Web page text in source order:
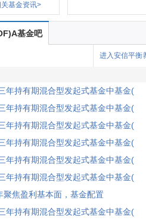
基金资讯>
基金吧
进入安信平衡
年持有期混合型发起式基金中基金(
年持有期混合型发起式基金中基金(
年持有期混合型发起式基金中基金(
年持有期混合型发起式基金中基金(
年持有期混合型发起式基金中基金(
年持有期混合型发起式基金中基金(
焦盈利基本面，基金配置
年持有期混合型发起式基金中基金(